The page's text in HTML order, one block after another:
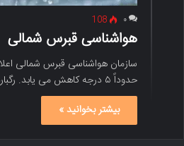
۰ 108
هواشناسی قبرس شمالی
سازمان هواشناسی قبرس شمالی
حدوداً ۵ درجه کاهش می یابد. رگبارهای محلی در…
بیشتر بخوانید »